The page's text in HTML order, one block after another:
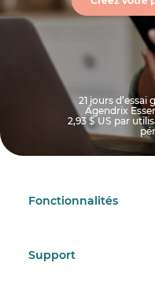
21 jours
Agendrix
2,93 $ US par
Fonctionnalités
Support